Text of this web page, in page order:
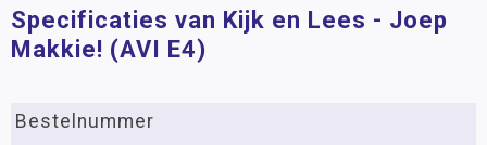
Specificaties van Kijk en Lees - Joep
Makkie! (AVI E4)
Bestelnummer